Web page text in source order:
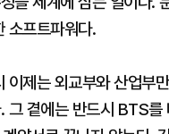
소프트파워다.
이제는 외교부와 산업부
그 곁에는 반드시 BTS